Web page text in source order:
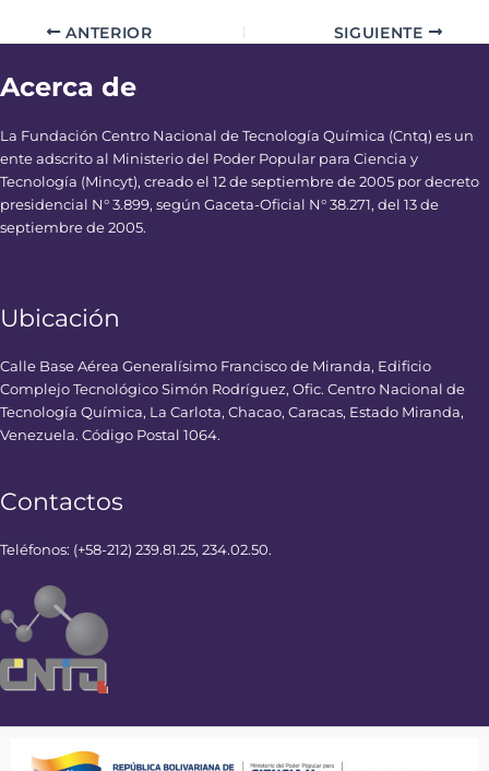
ANTERIOR SIGUIENTE
Acerca de
La Fundación Centro Nacional de Tecnología Química (Cntq) es un
ente adscrito al Ministerio del Poder Popular para Ciencia y
Tecnología (Mincyt), creado el 12 de septiembre de 2005 por decreto
presidencial N° 3.899, según Gaceta-Oficial N° 38.271, del 13 de
septiembre de 2005.
Ubicación
Calle Base Aérea Generalísimo Francisco de Miranda, Edificio
Complejo Tecnológico Simón Rodríguez, Ofic. Centro Nacional de
Tecnología Química, La Carlota, Chacao, Caracas, Estado Miranda,
Venezuela. Código Postal 1064.
Contactos
Teléfonos: (+58-212) 239.81.25, 234.02.50.